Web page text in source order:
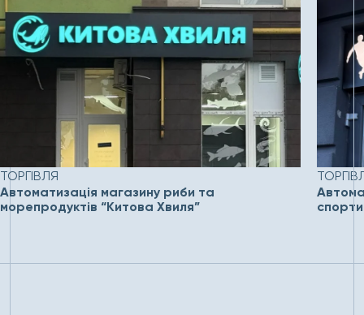
ТОРГІВЛЯ
Автоматизація магазину риби та
морепродуктів “Китова Хвиля”